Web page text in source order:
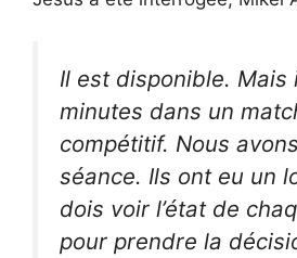
Il est disponible. Mais
minutes dans un
compétitif. Nous
séance. Ils ont eu un
dois voir l’état de
pour prendre la